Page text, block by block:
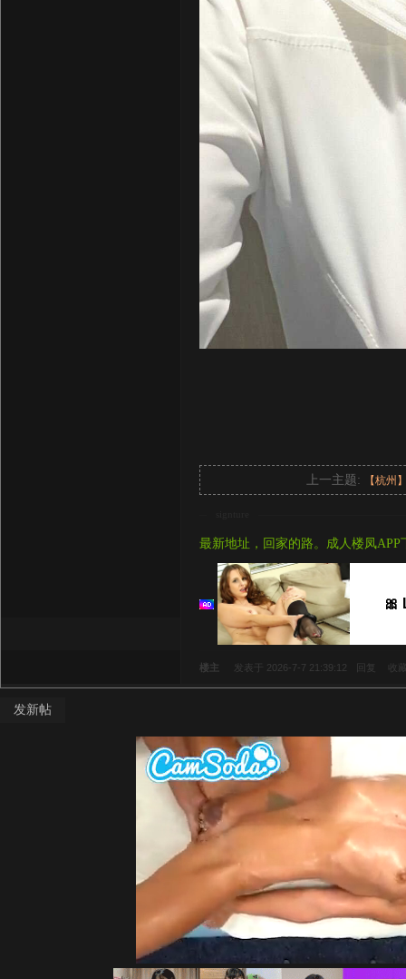
上一主题: 【杭州
最新地址，回家的路。成人楼凤APP
🎀
楼主 发表于 2026-7-7 21:39:12 回复 收
发新帖